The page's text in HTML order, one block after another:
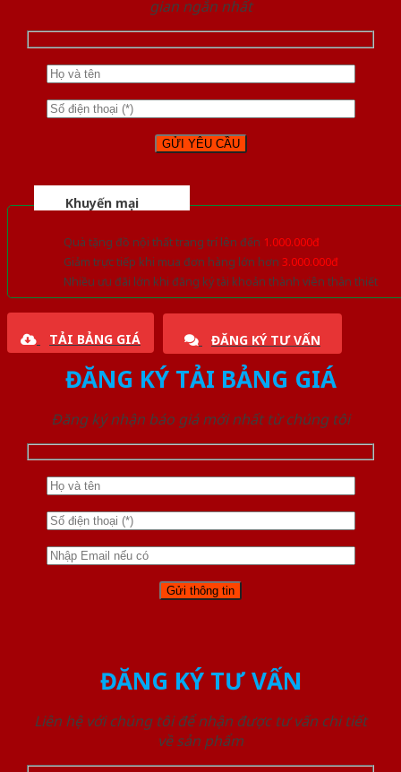
gian ngắn nhất
Khuyến mại
Quà tặng đồ nội thất trang trí lên đến 1.000.000đ
Giảm trực tiếp khi mua đơn hàng lớn hơn 3.000.000đ
Nhiều ưu đãi lớn khi đăng ký tài khoản thành viên thân thiết
TẢI BẢNG GIÁ ĐĂNG KÝ TƯ VẤN
ĐĂNG KÝ TẢI BẢNG GIÁ
Đăng ký nhận báo giá mới nhất từ chúng tôi
ĐĂNG KÝ TƯ VẤN
Liên hệ với chúng tôi để nhận được tư vấn chi tiết
về sản phẩm